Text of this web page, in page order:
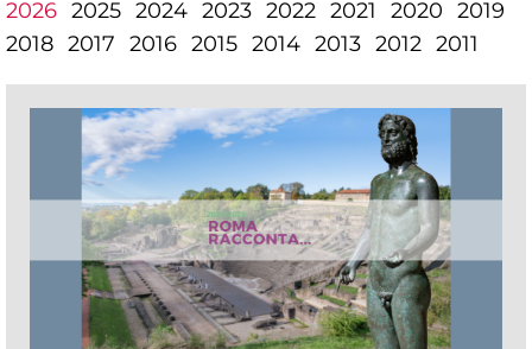
2026 2025 2024 2023 2022 2021 2020 2019
2018 2017 2016 2015 2014 2013 2012 2011